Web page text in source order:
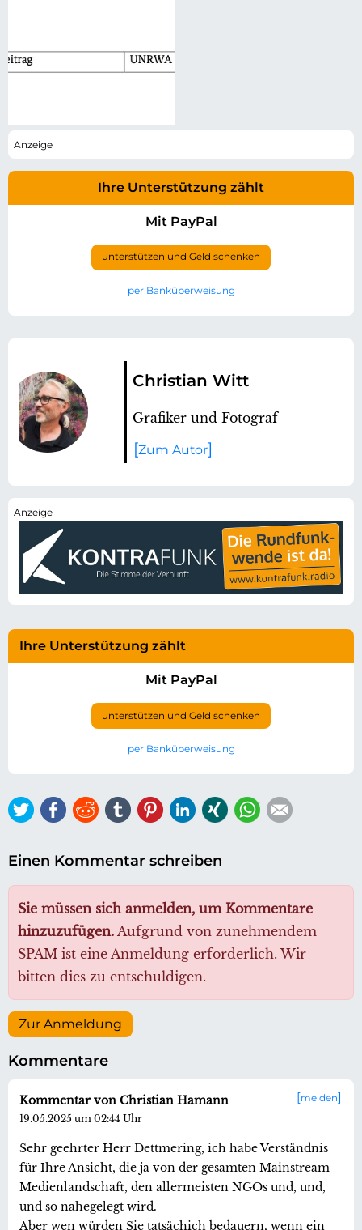
Ihre Unterstützung zählt
Mit PayPal
unterstützen und Geld schenken
per Banküberweisung
Christian Witt
Grafiker und Fotograf
Zum Autor
Ihre Unterstützung zählt
Mit PayPal
unterstützen und Geld schenken
per Banküberweisung
TwitterFacebook
ReddittumblrPinterestLinkedIn
Xing WhatsApp
Einen Kommentar schreiben
Sie müssen sich anmelden, um Kommentare
hinzuzufügen. Aufgrund von zunehmendem
SPAM ist eine Anmeldung erforderlich. Wir
bitten dies zu entschuldigen.
Zur Anmeldung
Kommentare
melden
Kommentar von Christian Hamann
19.05.2025 um 02:44 Uhr
Sehr geehrter Herr Dettmering, ich habe Verständnis
für Ihre Ansicht, die ja von der gesamten Mainstream-
Medienlandschaft, den allermeisten NGOs und, und,
und so nahegelegt wird.
Aber wen würden Sie tatsächich bedauern, wenn ein